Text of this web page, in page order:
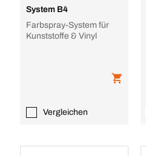
System B4
Farbspray-System für
Kunststoffe & Vinyl
Vergleichen